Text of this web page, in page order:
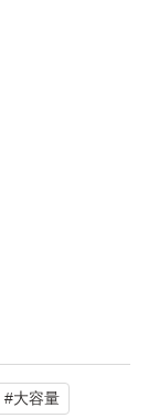
#大容量